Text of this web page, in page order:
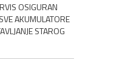
OSIGURAN
AKUMULATORE
STAROG